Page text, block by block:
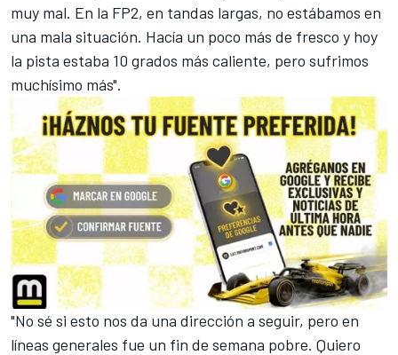
muy mal. En la FP2, en tandas largas, no estábamos en
una mala situación. Hacía un poco más de fresco y hoy
la pista estaba 10 grados más caliente, pero sufrimos
muchísimo más".
"No sé si esto nos da una dirección a seguir, pero en
líneas generales fue un fin de semana pobre. Quiero